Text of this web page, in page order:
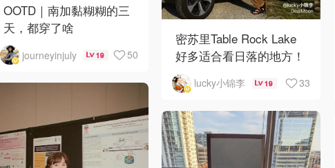
OOTD｜南加黏糊糊的三
天，都穿了啥
journeyinjuly 19 50
密苏里Table Rock Lake
好多适合看日落的地方！
lucky小锦李 19 33